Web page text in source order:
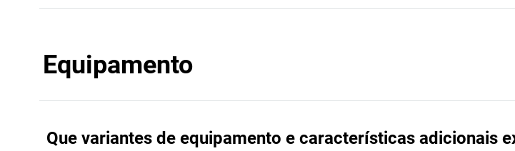
Equipamento
Que variantes de equipamento e características adicionais